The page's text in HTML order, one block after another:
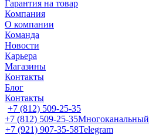
Гарантия на товар
Компания
О компании
Команда
Новости
Карьера
Магазины
Контакты
Блог
Контакты
+7 (812) 509-25-35
+7 (812) 509-25-35Многоканальный
+7 (921) 907-35-58Telegram